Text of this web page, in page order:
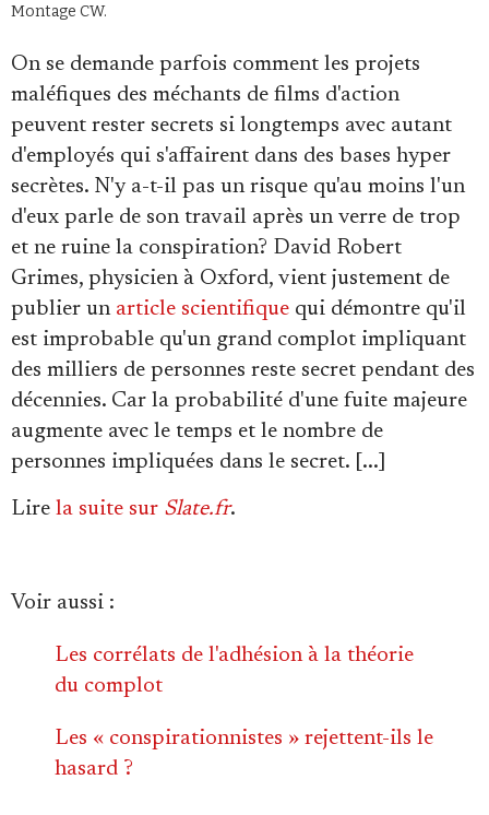
Se connecter
Montage CW.
On se demande parfois comment les projets
maléfiques des méchants de films d'action
peuvent rester secrets si longtemps avec autant
d'employés qui s'affairent dans des bases hyper
secrètes. N'y a-t-il pas un risque qu'au moins l'un
d'eux parle de son travail après un verre de trop
et ne ruine la conspiration? David Robert
Grimes, physicien à Oxford, vient justement de
publier un article scientifique qui démontre qu'il
est improbable qu'un grand complot impliquant
des milliers de personnes reste secret pendant des
décennies. Car la probabilité d'une fuite majeure
augmente avec le temps et le nombre de
personnes impliquées dans le secret. [...]
Lire la suite sur Slate.fr.
Voir aussi :
Les corrélats de l'adhésion à la théorie
du complot
Les « conspirationnistes » rejettent-ils le
hasard ?